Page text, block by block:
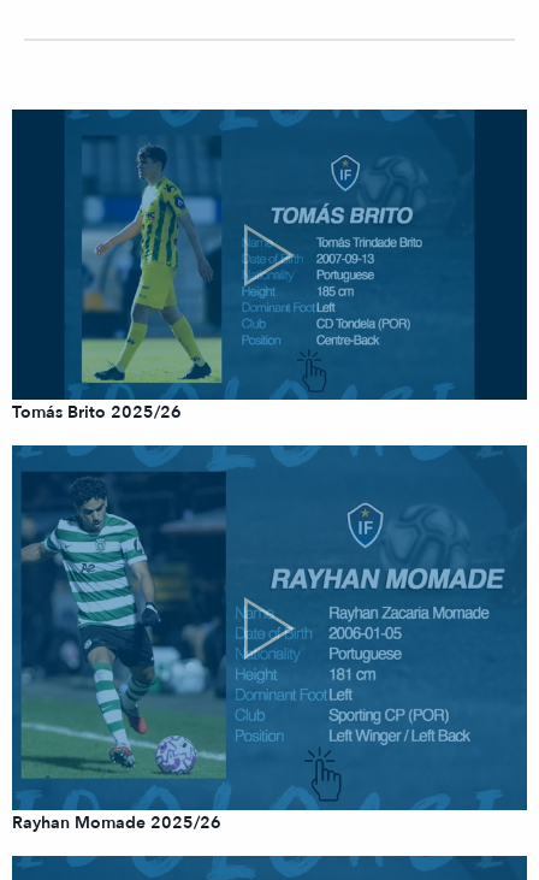
Tomás Brito 2025/26
Rayhan Momade 2025/26